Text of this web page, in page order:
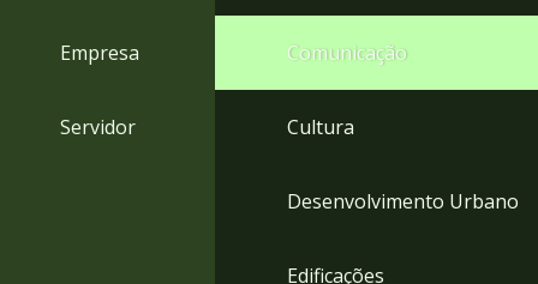
Empresa
Servidor
Comunicação
Cultura
Desenvolvimento Urbano
Edificações